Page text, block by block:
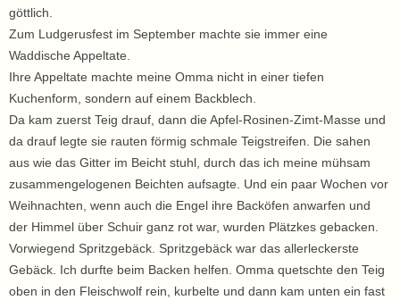
göttlich.
Zum Ludgerusfest im September machte sie immer eine
Waddische Appeltate.
Ihre Appeltate machte meine Omma nicht in einer tiefen
Kuchenform, sondern auf einem Backblech.
Da kam zuerst Teig drauf, dann die Apfel-Rosinen-Zimt-Masse und
da drauf legte sie rauten förmig schmale Teigstreifen. Die sahen
aus wie das Gitter im Beicht stuhl, durch das ich meine mühsam
zusammengelogenen Beichten aufsagte. Und ein paar Wochen vor
Weihnachten, wenn auch die Engel ihre Backöfen anwarfen und
der Himmel über Schuir ganz rot war, wurden Plätzkes gebacken.
Vorwiegend Spritzgebäck. Spritzgebäck war das allerleckerste
Gebäck. Ich durfte beim Backen helfen. Omma quetschte den Teig
oben in den Fleischwolf rein, kurbelte und dann kam unten ein fast